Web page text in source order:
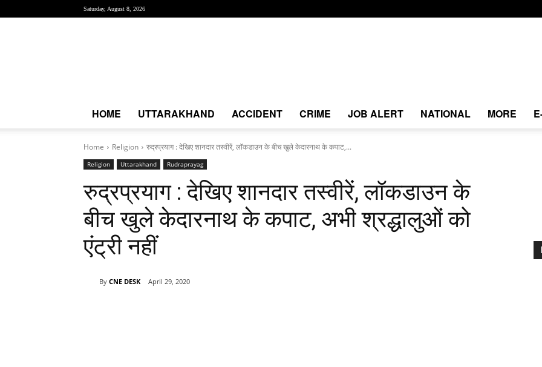
Saturday, August 8, 2026
HOME UTTARAKHAND ACCIDENT CRIME JOB ALERT NATIONAL MORE
Home Religion रुद्रप्रयाग : देखिए शानदार तस्वीरें, लॉकडाउन के बीच खुले केदारनाथ के कपाट,...
Religion Uttarakhand Rudraprayag
रुद्रप्रयाग : देखिए शानदार तस्वीरें, लॉकडाउन के
बीच खुले केदारनाथ के कपाट, अभी श्रद्धालुओं को
एंट्री नहीं
By CNE DESK April 29, 2020